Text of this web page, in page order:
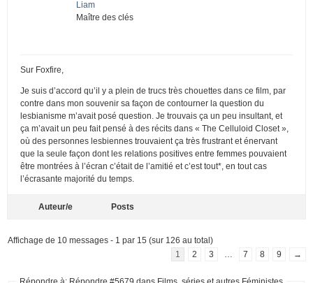
Liam
Maître des clés
Sur Foxfire,
Je suis d’accord qu’il y a plein de trucs très chouettes dans ce film, par
contre dans mon souvenir sa façon de contourner la question du
lesbianisme m’avait posé question. Je trouvais ça un peu insultant, et
ça m’avait un peu fait pensé à des récits dans « The Celluloid Closet »,
où des personnes lesbiennes trouvaient ça très frustrant et énervant
que la seule façon dont les relations positives entre femmes pouvaient
être montrées à l’écran c’était de l’amitié et c’est tout*, en tout cas
l’écrasante majorité du temps.
Auteur/e Posts
Affichage de 10 messages - 1 par 15 (sur 126 au total)
1
2 3 7 8 9 →